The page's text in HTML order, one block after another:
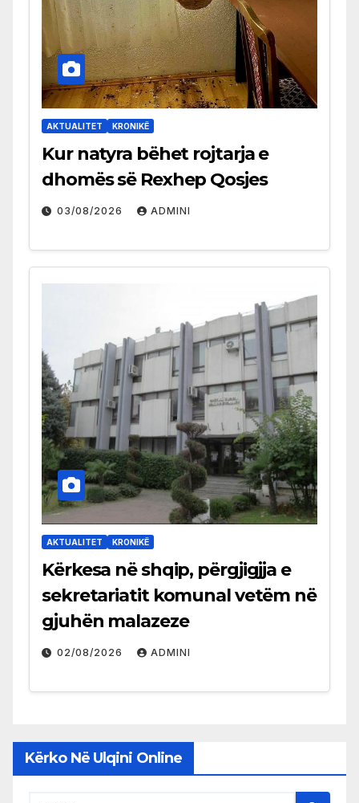
AKTUALITET KRONIKË
Kur natyra bëhet rojtarja e
dhomës së Rexhep Qosjes
03/08/2026 ADMINI
AKTUALITET KRONIKË
Kërkesa në shqip, përgjigjja e
sekretariatit komunal vetëm në
gjuhën malazeze
02/08/2026 ADMINI
Kërko Në Ulqini Online